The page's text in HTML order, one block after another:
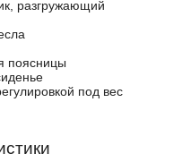
разгружающий
поясницы
под вес